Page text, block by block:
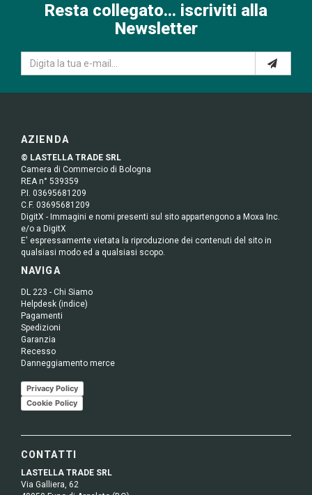
Resta collegato... iscriviti alla
Newsletter
AZIENDA
© LASTELLA TRADE SRL
Camera di Commercio di Bologna
REA n° 539359
P.I. 03695681209
C.F. 03695681209
DigitX - Immagini e nomi presenti sul sito appartengono a Moxa Inc.
e/o a DigitX
E' espressamente vietata la riproduzione dei contenuti del sito in
qualsiasi modo ed a qualsiasi scopo.
NAVIGA
DL 223 - Chi Siamo
Helpdesk (indice)
Pagamenti
Spedizioni
Garanzia
Recesso
Danneggiamento merce
Privacy Policy
Cookie Policy
CONTATTI
LASTELLA TRADE SRL
Via Galliera, 62